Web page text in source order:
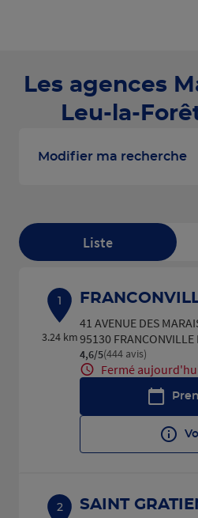
Les agences
Leu-la-
Modifier ma recherche
Liste
1
3.24 km
41 AVENUE DES
95130 FRANCONVILLE
4,6/5Note de 4.6 sur 5
(444 avis)
Fermé
2
SAINT